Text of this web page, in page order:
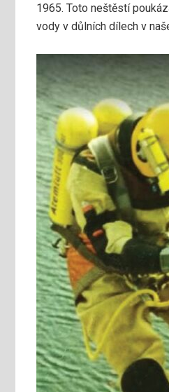
1965. Toto neštěstí
vody v důlních dílech v